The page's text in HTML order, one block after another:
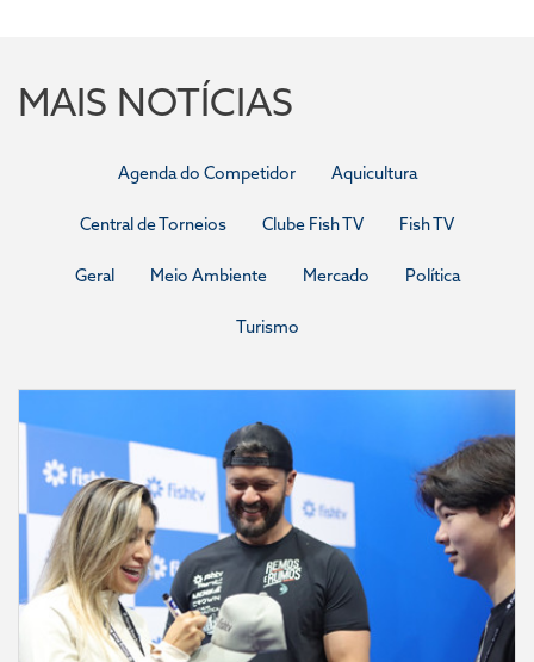
MAIS NOTÍCIAS
Agenda do Competidor Aquicultura
Central de Torneios Clube Fish TV Fish TV
Geral Meio Ambiente Mercado Política
Turismo